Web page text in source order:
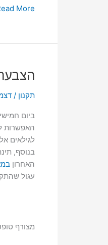
נוספה
לנוער
More »
תקנון / דצמבר
האפשרות
לגילאים
בנוסף,
האחרון
עגול
מצורף